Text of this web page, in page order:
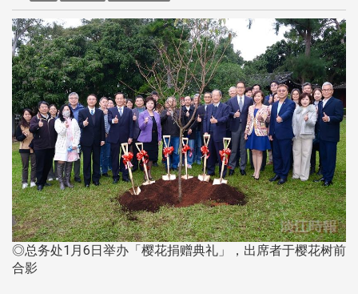
◎总务处1月6日举办「樱花捐赠典礼」，出席者于樱花树前
合影